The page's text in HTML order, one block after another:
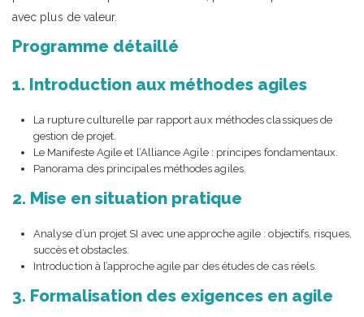
avec plus de valeur.
Programme détaillé
1. Introduction aux méthodes agiles
La rupture culturelle par rapport aux méthodes classiques de
gestion de projet.
Le Manifeste Agile et l’Alliance Agile : principes fondamentaux.
Panorama des principales méthodes agiles.
2. Mise en situation pratique
Analyse d’un projet SI avec une approche agile : objectifs, risques,
succès et obstacles.
Introduction à l’approche agile par des études de cas réels.
3. Formalisation des exigences en agile